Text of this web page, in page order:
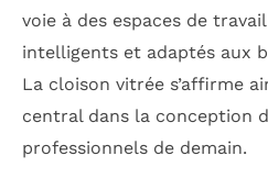
voie à des espaces de
intelligents et adaptés aux
La cloison vitrée s’affirme
central dans la conception
professionnels de demain.